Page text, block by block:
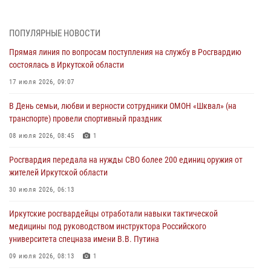
Сотрудники Росгвардии нашли и вернули родственникам
30 июля 2026, 07:37
Росгвардия передала на нужды СВО более 200 единиц оружия от
30 июля 2026, 06:13
При силовой поддержке СОБР Росгвардии в Иркутской области
30 июля 2026, 04:19
В честь 10-летия Росгвардии сотрудники вневедомственной охраны
в ведомстве
29 июля 2026, 03:44 2
ПОПУЛЯРНЫЕ НОВОСТИ
Прямая линия по вопросам поступления на службу в Росгвардию
состоялась в Иркутской области
17 июля 2026, 09:07
В День семьи, любви и верности сотрудники ОМОН «Шквал» (на
транспорте) провели спортивный праздник
08 июля 2026, 08:45 1
Росгвардия передала на нужды СВО более 200 единиц оружия от
жителей Иркутской области
30 июля 2026, 06:13
Иркутские росгвардейцы отработали навыки тактической
медицины под руководством инструктора Российского
университета спецназа имени В.В. Путина
09 июля 2026, 08:13 1